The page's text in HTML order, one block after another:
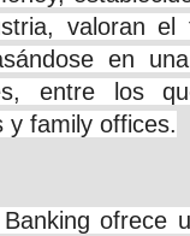
valoran el
en
entre los
y family offices.
ofrece